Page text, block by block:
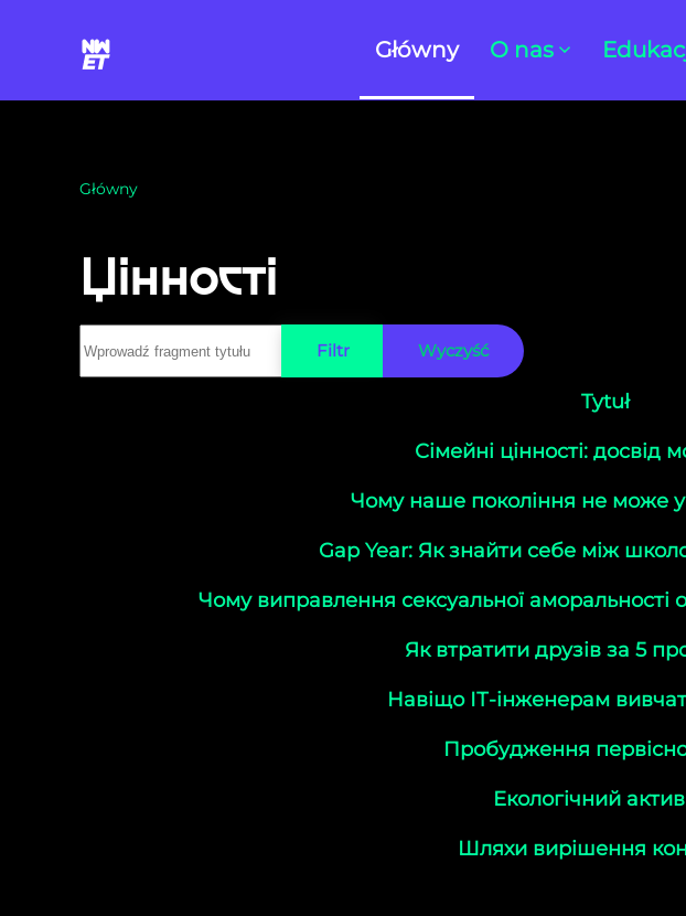
Skip to main content
Główny O nas
Główny
Цінності
Wprowadź fragment tytułu
Filtr Wyczyść
Tytuł
Сімейні цінності: досвід
Чому наше покоління не може
Gap Year: Як знайти себе між
Чому виправлення сексуальної аморальності
Як втратити друзів за 5
Навіщо ІТ-інженерам
Пробудження первісної
Екологічний
Шляхи вирішення